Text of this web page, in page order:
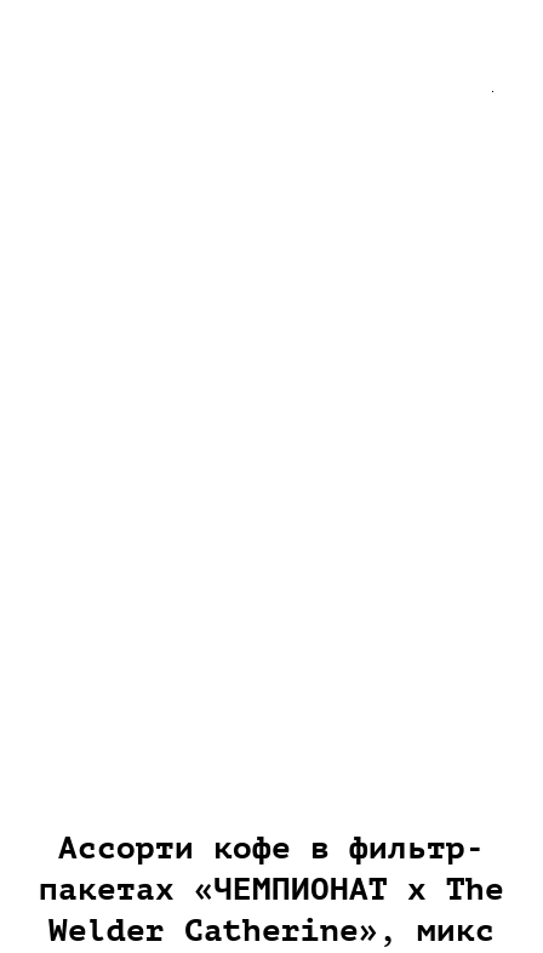
Ассорти кофе в фильтр-
пакетах «ЧЕМПИОНАТ х The
Welder Catherine», микс